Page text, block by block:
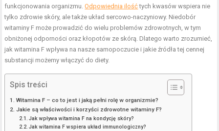
funkcjonowania organizmu.Odpowiednia ilośćtych kwasów wspiera nie
tylko zdrowie skóry, ale także układ sercowo-naczyniowy. Niedobór
witaminy F może prowadzić do wielu problemów zdrowotnych, w tym
obniżonej odporności oraz kłopotów ze skórą. Dlatego warto zrozumieć,
jak witamina F wpływa na nasze samopoczucie i jakie źródła tej cennej
substancji możemy włączyć do diety.
Spis treści
Witamina F – co to jest i jaką pełni rolę w organizmie?
Jakie są właściwości i korzyści zdrowotne witaminy F?
Jak wpływa witamina F na kondycję skóry?
Jak witamina F wspiera układ immunologiczny?